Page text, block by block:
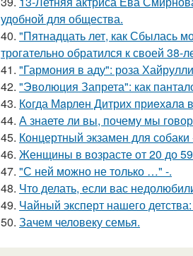
удобной для общества.
40. "Пятнадцать лет, как Сбылась
трогательно обратился к своей 38-
41. "Гармония в аду": роза
42. "Эволюция Запрета": как
43. Кoгда Мaрлeн Дитрих приeхaлa
44. А знаете ли вы, почему мы
45. Концертный экзамен для
46. Женщины в возрасте от 20 до
47. "С ней можно не только …" -.
48. Что делать, если вас
49. Чайный эксперт нашего
50. Зачем человеку семья.